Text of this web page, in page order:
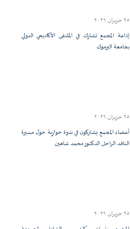
٢٥ حزيران ٢٠٢٦
إذاعة المجمع تشارك في الملتقى الأكاديمي الدولي
بجامعة اليرموك
٢٥ حزيران ٢٠٢٦
أعضاء المجمع يشاركون في ندوة حوارية حول مسيرة
الناقد الراحل الدكتور محمد شاهين
٢٥ حزيران ٢٠٢٦